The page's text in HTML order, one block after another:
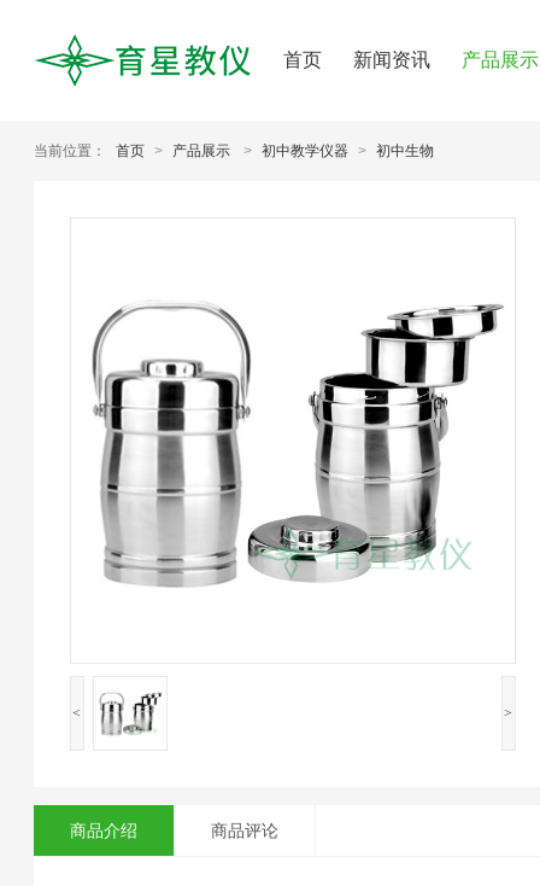
首页 新闻资讯 产品展示
当前位置： 首页 > 产品展示 > 初中教学仪器 > 初中生物
< >
商品介绍 商品评论